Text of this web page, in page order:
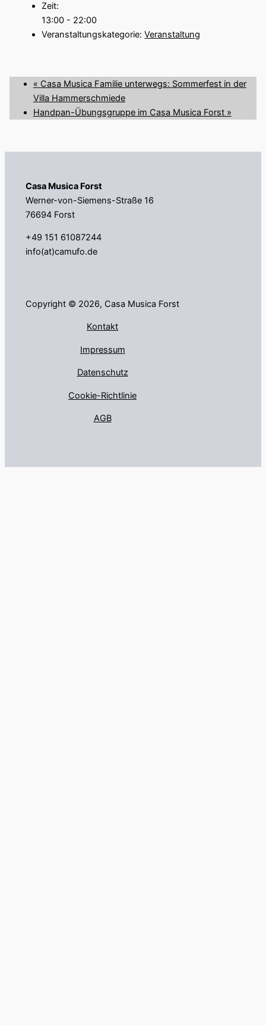
Zeit:
13:00 - 22:00
Veranstaltungskategorie: Veranstaltung
« Casa Musica Familie unterwegs: Sommerfest in der
Villa Hammerschmiede
Handpan-Übungsgruppe im Casa Musica Forst »
Casa Musica Forst
Werner-von-Siemens-Straße 16
76694 Forst
+49 151 61087244
info(at)camufo.de
Copyright © 2026, Casa Musica Forst
Kontakt
Impressum
Datenschutz
Cookie-Richtlinie
AGB